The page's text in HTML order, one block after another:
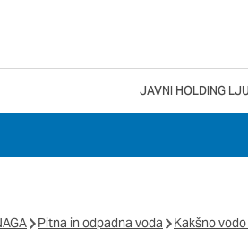
JAVNI HOLDING
Search Menu
Pitna in odpadna voda Kakšno
razkrivajo neposredno